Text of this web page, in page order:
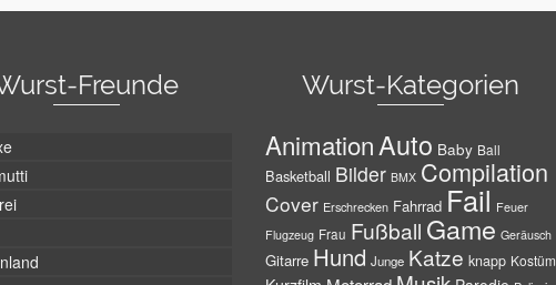
Freunde Wurst-Kategorien
AnimationAuto Baby Ball
Basketball Bilder BMX Compilation
Cover Erschrecken Fahrrad Fail Feuer
Flugzeug Frau Fußball Game Geräusch
Gitarre Hund Junge Katze knapp Kostüm